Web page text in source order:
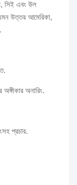
সিই এবং উল
উত্তর আমেরিকা,
অনারিং.
প্রচার.